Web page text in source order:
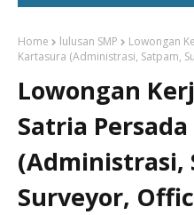
Home lulusan SMP
Lowongan
Kartasura (Administrasi, Satpam,
Lowongan
Satria
(Administrasi,
Surveyor,